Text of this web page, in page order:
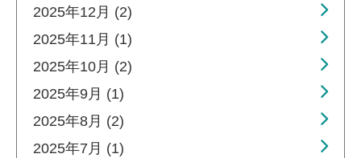
2025年12月 (2)
2025年11月 (1)
2025年10月 (2)
2025年9月 (1)
2025年8月 (2)
2025年7月 (1)